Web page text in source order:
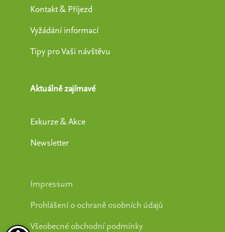
Kontakt & Příjezd
Vyžádání informací
Tipy pro Vaši návštěvu
Aktuálně zajímavé
Exkurze & Akce
Newsletter
Impressum
Prohlášení o ochraně osobních údajů
Všeobecné obchodní podmínky